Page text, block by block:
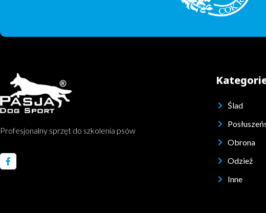
Profesjonalny sprzęt do szkolenia psów
Ślad
Obrona
Odzież
Inne